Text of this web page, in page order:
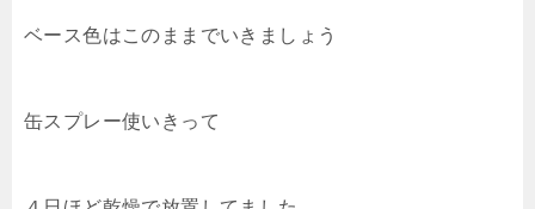
ベース色はこのままでいきましょう
缶スプレー使いきって